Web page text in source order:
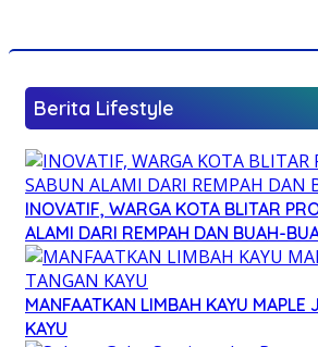
Berita Lifestyle
INOVATIF, WARGA KOTA BLITAR
ALAMI DARI REMPAH DAN BUAH-
MANFAATKAN LIMBAH KAYU MAPLE
KAYU